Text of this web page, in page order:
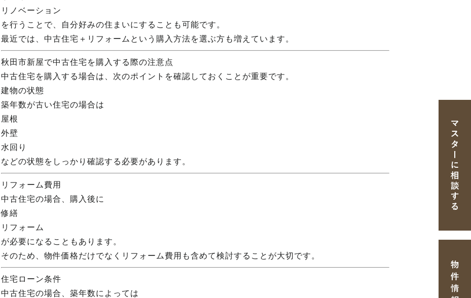
リノベーション
を行うことで、自分好みの住まいにすることも可能です。
最近では、中古住宅＋リフォームという購入方法を選ぶ方も増えています。
秋田市新屋で中古住宅を購入する際の注意点
中古住宅を購入する場合は、次のポイントを確認しておくことが重要です。
建物の状態
築年数が古い住宅の場合は
屋根
外壁
水回り
などの状態をしっかり確認する必要があります。
リフォーム費用
中古住宅の場合、購入後に
修繕
リフォーム
が必要になることもあります。
そのため、物件価格だけでなくリフォーム費用も含めて検討することが大切です。
住宅ローン条件
中古住宅の場合、築年数によっては